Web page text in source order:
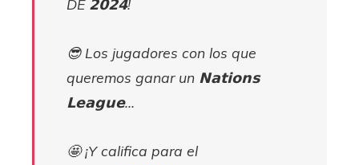
DE 𝟮𝟬𝟮𝟰!
😎 Los jugadores con los que
queremos ganar un 𝗡𝗮𝘁𝗶𝗼𝗻𝘀
𝗟𝗲𝗮𝗴𝘂𝗲…
🤩 ¡Y califica para el